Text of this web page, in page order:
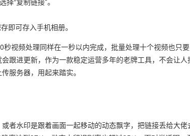
即可存入手机相册。
视频处理同样在一秒以内完成，批量处理十个视频也只
跟进更新，作为一款稳定运营多年的老牌工具，不会让人
服务器，用起来踏实。
者水印是跟着画面一起移动的动态飘字，把链接丢给大佬